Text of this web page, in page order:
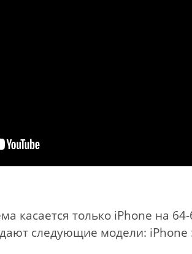
касается только iPhone на
следующие модели: iPhone